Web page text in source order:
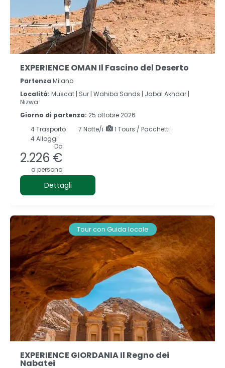
EXPERIENCE OMAN Il Fascino del Deserto
Partenza Milano
Località: Muscat | Sur | Wahiba Sands | Jabal Akhdar |
Nizwa
Giorno di partenza: 25 ottobre 2026
4Trasporto 7 Notte/i
1 Tours / Pacchetti
4 Alloggi
Da
2.226 €
a persona
Dettagli
Tour con Guida locale
EXPERIENCE GIORDANIA Il Regno dei
Nabatei